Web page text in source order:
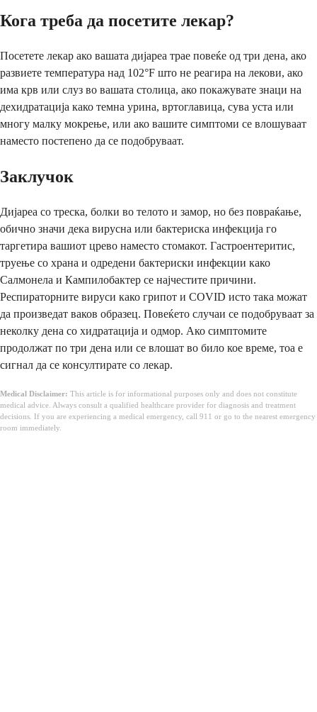
Кога треба да посетите лекар?
Посетете лекар ако вашата дијареа трае повеќе од три дена, ако
развиете температура над 102°F што не реагира на лекови, ако
има крв или слуз во вашата столица, ако покажувате знаци на
дехидратација како темна урина, вртоглавица, сува уста или
многу малку мокрење, или ако вашите симптоми се влошуваат
наместо постепено да се подобруваат.
Заклучок
Дијареа со треска, болки во телото и замор, но без повраќање,
обично значи дека вирусна или бактериска инфекција го
таргетира вашиот црево наместо стомакот. Гастроентеритис,
труење со храна и одредени бактериски инфекции како
Салмонела и Кампилобактер се најчестите причини.
Респираторните вируси како грипот и COVID исто така можат
да произведат ваков образец. Повеќето случаи се подобруваат за
неколку дена со хидратација и одмор. Ако симптомите
продолжат по три дена или се влошат во било кое време, тоа е
сигнал да се консултирате со лекар.
Medical Disclaimer: This article is for informational purposes only and does not constitute
medical advice. Always consult a qualified healthcare provider for diagnosis and treatment
decisions. If you are experiencing a medical emergency, call 911 or go to the nearest emergency
room immediately.